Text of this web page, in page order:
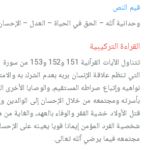
قيم النص
وحدانية آلله – الحق في الحياة – العدل – الإحسان
القراءة التركيبية
تتناول الآيات
التي تنظم علاقة الإنسان بربه بعدم الشرك به
نواهيه وإتباع صراطه المستقيم، والوصايا الأخرى
بأسرته ومجتمعه من خلال الإحسان إلى الوالدين
قتل الأولاد خشية الفقر والوفاء بالعهد، والغاية
شخصية الفرد المؤمن إيمانا قويا يعينه على
مجتمعه فيما يرضي آلله تعالى.